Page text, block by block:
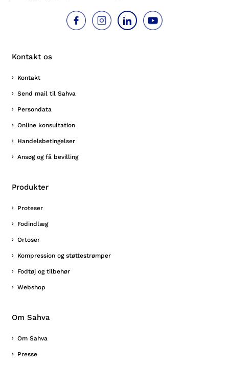
Kontakt os
Kontakt
Send mail til Sahva
Persondata
Online konsultation
Handelsbetingelser
Ansøg og få bevilling
Produkter
Proteser
Fodindlæg
Ortoser
Kompression og støttestrømper
Fodtøj og tilbehør
Webshop
Om Sahva
Om Sahva
Presse